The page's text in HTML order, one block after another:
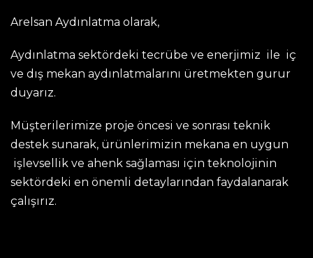
Arelsan Aydınlatma olarak,
Aydınlatma sektördeki tecrübe ve enerjimiz ile iç
ve dış mekan aydınlatmalarını üretmekten gurur
duyarız.
Müşterilerimize proje öncesi ve sonrası teknik
destek sunarak, ürünlerimizin mekana en uygun
işlevsellik ve ahenk sağlaması için teknolojinin
sektördeki en önemli detaylarından faydalanarak
çalışırız.